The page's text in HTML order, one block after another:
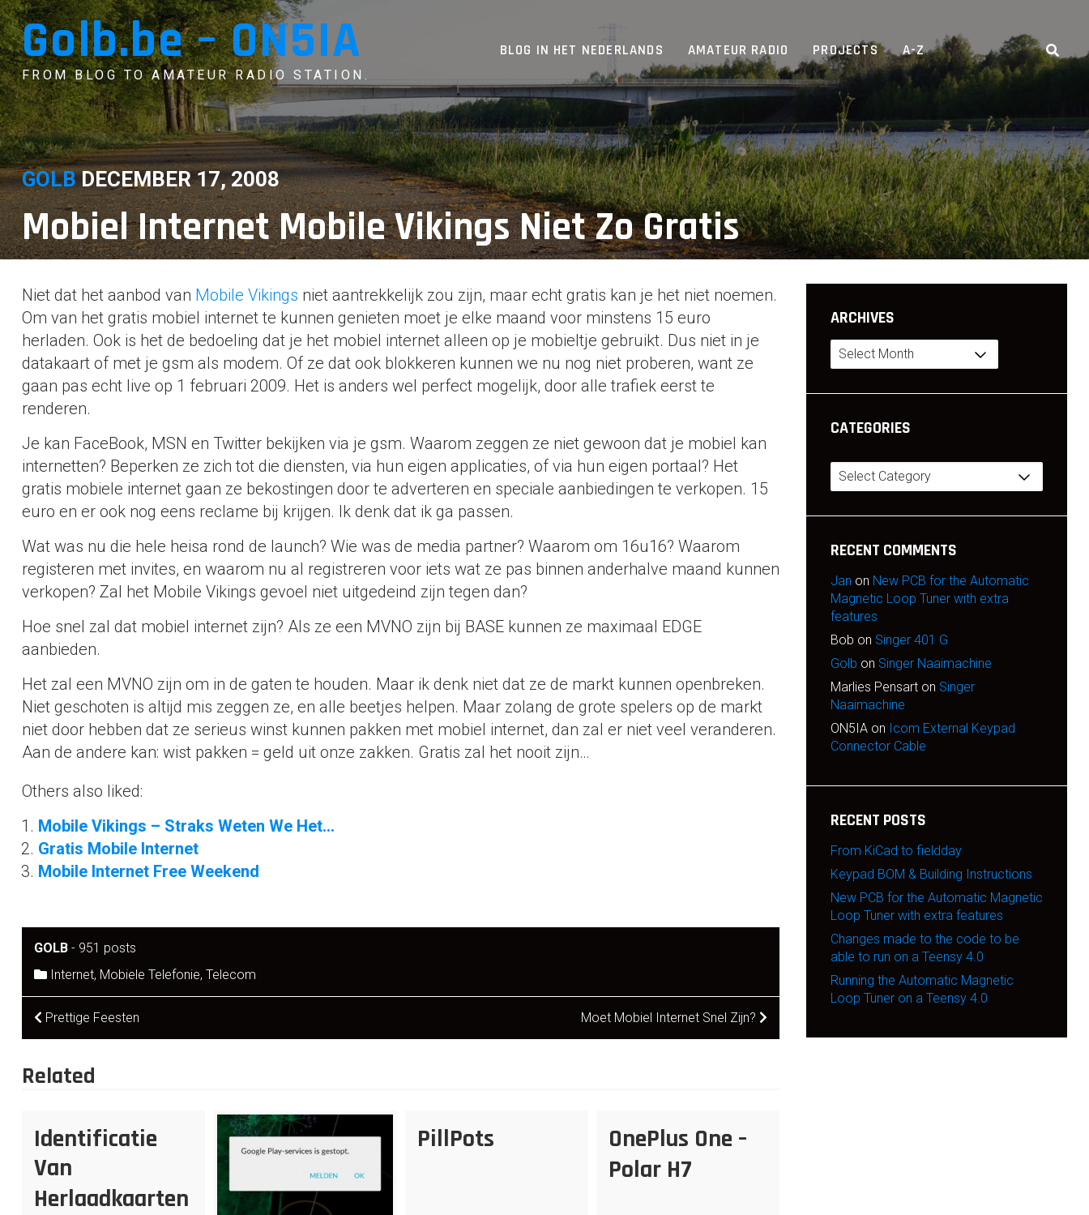
Skip
to
contentGolb.be – ON5IA
FROM BLOG TO AMATEUR RADIO STATION.
BLOG IN HET NEDERLANDS AMATEUR RADIO PROJECTS A-Z
GOLB DECEMBER 17, 2008
Mobiel Internet Mobile Vikings Niet Zo Gratis
Niet dat het aanbod van Mobile Vikings niet aantrekkelijk zou zijn, maar echt gratis kan je het niet noemen.
Om van het gratis mobiel internet te kunnen genieten moet je elke maand voor minstens 15 euro
herladen. Ook is het de bedoeling dat je het mobiel internet alleen op je mobieltje gebruikt. Dus niet in je
datakaart of met je gsm als modem. Of ze dat ook blokkeren kunnen we nu nog niet proberen, want ze
gaan pas echt live op 1 februari 2009. Het is anders wel perfect mogelijk, door alle trafiek eerst te
renderen.
Je kan FaceBook, MSN en Twitter bekijken via je gsm. Waarom zeggen ze niet gewoon dat je mobiel kan
internetten? Beperken ze zich tot die diensten, via hun eigen applicaties, of via hun eigen portaal? Het
gratis mobiele internet gaan ze bekostingen door te adverteren en speciale aanbiedingen te verkopen. 15
euro en er ook nog eens reclame bij krijgen. Ik denk dat ik ga passen.
Wat was nu die hele heisa rond de launch? Wie was de media partner? Waarom om 16u16? Waarom
registeren met invites, en waarom nu al registreren voor iets wat ze pas binnen anderhalve maand kunnen
verkopen? Zal het Mobile Vikings gevoel niet uitgedeind zijn tegen dan?
Hoe snel zal dat mobiel internet zijn? Als ze een MVNO zijn bij BASE kunnen ze maximaal EDGE
aanbieden.
Het zal een MVNO zijn om in de gaten te houden. Maar ik denk niet dat ze de markt kunnen openbreken.
Niet geschoten is altijd mis zeggen ze, en alle beetjes helpen. Maar zolang de grote spelers op de markt
niet door hebben dat ze serieus winst kunnen pakken met mobiel internet, dan zal er niet veel veranderen.
Aan de andere kan: wist pakken = geld uit onze zakken. Gratis zal het nooit zijn…
Others also liked:
Mobile Vikings – Straks Weten We Het…
Gratis Mobile Internet
Mobile Internet Free Weekend
GOLB- 951 posts
Internet, Mobiele Telefonie, Telecom
Post
Prettige Feesten Moet Mobiel Internet Snel Zijn?
Related
Identificatie
Van
Herlaadkaarten
PillPots
OnePlus One –
Polar H7
ARCHIVES
Archives
CATEGORIES
Categories
RECENT COMMENTS
Jan on New PCB for the Automatic
Magnetic Loop Tuner with extra
features
Bob on Singer 401 G
Golb on Singer Naaimachine
Marlies Pensarton Singer
Naaimachine
ON5IAon Icom External Keypad
Connector Cable
RECENT POSTS
From KiCad to fieldday
Keypad BOM & Building Instructions
New PCB for the Automatic Magnetic
Loop Tuner with extra features
Changes made to the code to be
able to run on a Teensy 4.0
Running the Automatic Magnetic
Loop Tuner on a Teensy 4.0